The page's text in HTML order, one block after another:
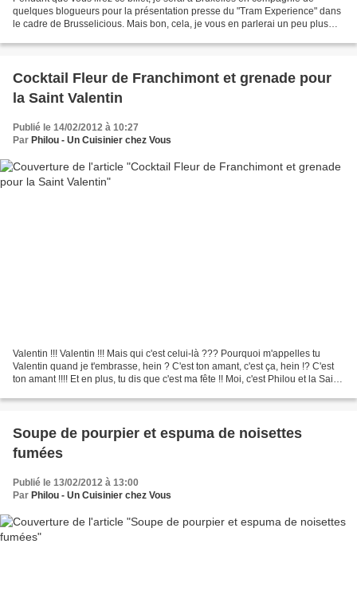
quelques blogueurs pour la présentation presse du "Tram Experience" dans
le cadre de Brusselicious. Mais bon, cela, je vous en parlerai un peu plus
Cocktail Fleur de Franchimont et grenade pour
la Saint Valentin
Publié le 14/02/2012 à 10:27
Par Philou - Un Cuisinier chez Vous
Valentin !!! Valentin !!! Mais qui c'est celui-là ??? Pourquoi m'appelles tu
Valentin quand je t'embrasse, hein ? C'est ton amant, c'est ça, hein !? C'est
ton amant !!!! Et en plus, tu dis que c'est ma fête !! Moi, c'est Philou et la Saint
Soupe de pourpier et espuma de noisettes
fumées
Publié le 13/02/2012 à 13:00
Par Philou - Un Cuisinier chez Vous